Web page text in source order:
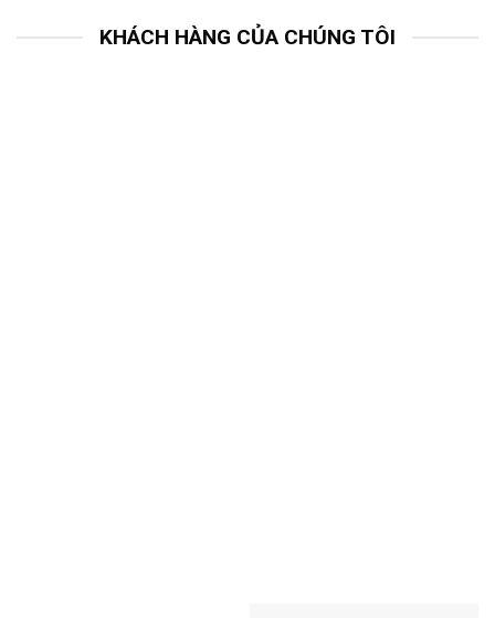
KHÁCH HÀNG CỦA CHÚNG TÔI